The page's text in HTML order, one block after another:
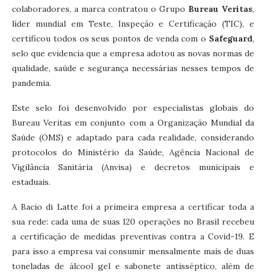
colaboradores, a marca contratou o Grupo Bureau Veritas,
líder mundial em Teste, Inspeção e Certificação (TIC), e
certificou todos os seus pontos de venda com o Safeguard,
selo que evidencia que a empresa adotou as novas normas de
qualidade, saúde e segurança necessárias nesses tempos de
pandemia.
Este selo foi desenvolvido por especialistas globais do
Bureau Veritas em conjunto com a Organização Mundial da
Saúde (OMS) e adaptado para cada realidade, considerando
protocolos do Ministério da Saúde, Agência Nacional de
Vigilância Sanitária (Anvisa) e decretos municipais e
estaduais.
A Bacio di Latte foi a primeira empresa a certificar toda a
sua rede: cada uma de suas 120 operações no Brasil recebeu
a certificação de medidas preventivas contra a Covid-19. E
para isso a empresa vai consumir mensalmente mais de duas
toneladas de álcool gel e sabonete antisséptico, além de